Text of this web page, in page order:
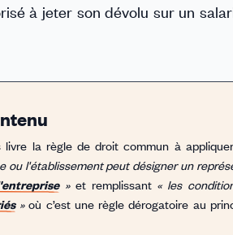
à jeter son dévolu sur un
livre la règle de droit commun à
ou l'établissement peut désigner un
» et remplissant« les
»où c’est une règle dérogatoire au